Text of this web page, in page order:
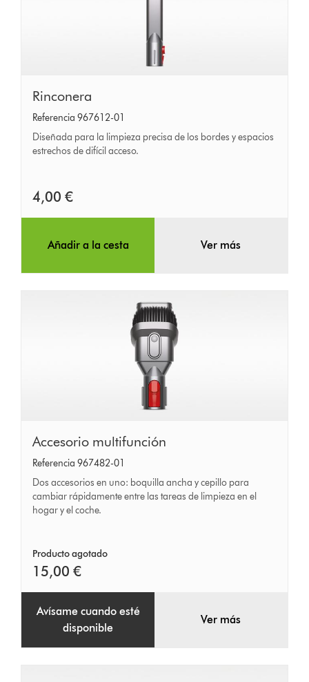
Rinconera
Rinconera
Referencia 967612-01
Diseñada para la limpieza precisa de los bordes y espacios
estrechos de difícil acceso.
4,00 €
Añadir a la cesta Ver más
Accesorio
multifunción
Accesorio multifunción
Referencia 967482-01
Dos accesorios en uno: boquilla ancha y cepillo para
cambiar rápidamente entre las tareas de limpieza en el
hogar y el coche.
Producto agotado
15,00 €
Avísame cuando esté
disponible
Ver más